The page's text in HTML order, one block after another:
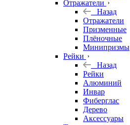
Отражатели
Назад
Отражатели
Призменные
Плёночные
Минипризмы
Рейки
Назад
Рейки
Алюминий
Инвар
Фиберглас
Дерево
Аксессуары